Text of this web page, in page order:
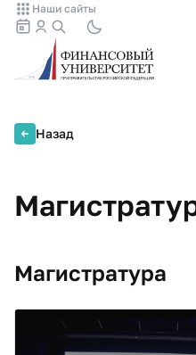
Наши сайты
Назад
Магистратура